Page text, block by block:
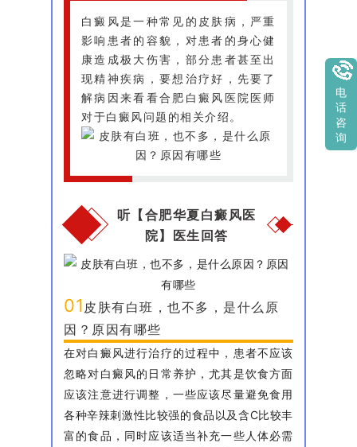
白癜风是一种常见的皮肤病，严重
影响患者的容貌，对患者的身心健
康造成极大伤害，部分患者甚至出
现精神疾病，要想治疗好，先要了
解病因来看看合肥白癜风医院医师
对于白癜风问题的相关介绍。
听【合肥华夏白癜风医
院】医生回答
01 皮肤有白班，也不多，是什么原
因？原因有哪些
在对白癜风进行治疗的过程中，患者不应该
忽略对白癜风的日常养护，尤其是饮食方面
应该注意进行调整，一些应该尽量避免食用
各种辛辣刺激性比较强的食品以及含C比较丰
富的食品，同时应该适当补充一些人体必需
电
话
咨
询